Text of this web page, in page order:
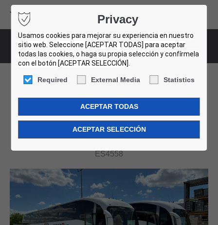
Privacy
Usamos cookies para mejorar su experiencia en nuestro
sitio web. Seleccione [ACEPTAR TODAS] para aceptar
todas las cookies, o haga su propia selección y confírmela
con el botón [ACEPTAR SELECCIÓN].
Required External Media Statistics
Bus-Details
Sunsundegui B13R 6X2
SUNSUNDEGUI SIDERAL
ES4558